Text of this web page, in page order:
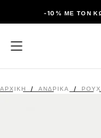
ΠΑΡΆΛΕΙΨΗ-10% ΜΕ ΤΟΝ
ΑΡΧΙΚΉ / ΑΝΔΡΙΚΑ /